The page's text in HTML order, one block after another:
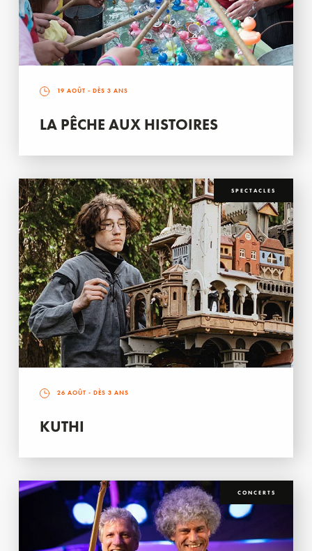
19 AOÛT - DÈS 3 ANS
LA PÊCHE AUX HISTOIRES
SPECTACLES
26 AOÛT - DÈS 3 ANS
KUTHI
CONCERTS